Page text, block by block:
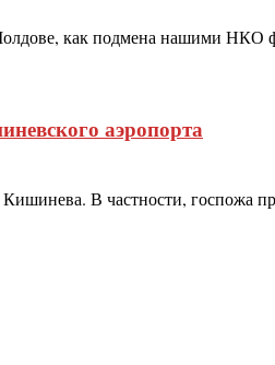
как подмена нашими НКО
аэропорта
В частности, госпожа